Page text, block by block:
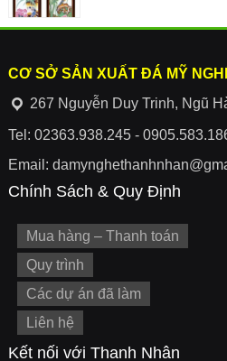
CƠ SỞ SẢN XUẤT ĐÁ MỸ
267 Nguyễn Duy Trinh, Ngũ
Tel: 02363.938.245 -
Email:
Chính Sách & Quy Định
Mua hàng – Thanh toán
Quy trình
Các dự án đã làm
Liên hệ
Kết nối với Thanh Nhân